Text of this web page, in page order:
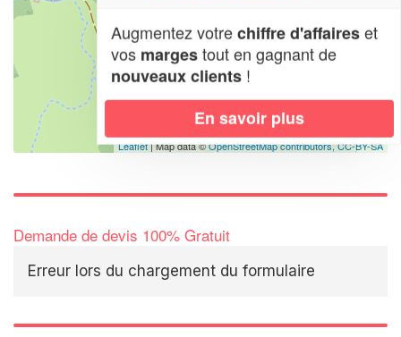
Leaflet| Map data ©OpenStreetMap contributors,CC-BY-SA
Demande de devis 100% Gratuit
Erreur lors du chargement du formulaire
Augmentez votrechiffre d'affaireset
vos margestout en gagnant de
nouveaux clients !
En savoir plus